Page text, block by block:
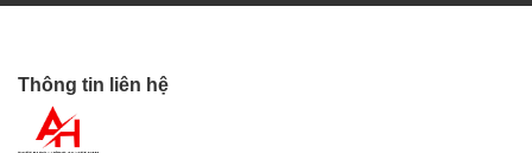
Nhanh tay đặt hàng để nhận được nhiều ưu đãi hấp dẫn!
Thông tin liên hệ